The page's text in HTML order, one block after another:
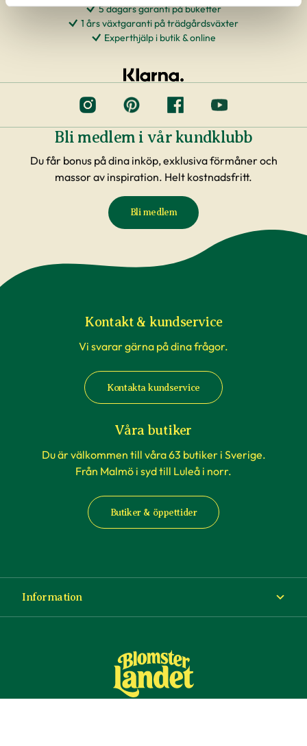
5 dagars garanti på buketter
1 års växtgaranti på trädgårdsväxter
Experthjälp i butik & online
Bli medlem i vår kundklubb
Du får bonus på dina inköp, exklusiva förmåner och
massor av inspiration. Helt kostnadsfritt.
Bli medlem
Kontakt & kundservice
Vi svarar gärna på dina frågor.
Kontakta kundservice
Våra butiker
Du är välkommen till våra 63 butiker i Sverige.
Från Malmö i syd till Luleå i norr.
Butiker & öppettider
Information
Köp- och leveransvillkor
Ångra ditt köp